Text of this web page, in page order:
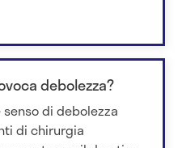
debolezza?
senso di debolezza
di chirurgia